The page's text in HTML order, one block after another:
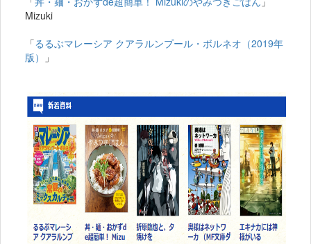
Mizuki
「るるぶマレーシア クアラルンプール・ボルネオ（2019年
版）
」